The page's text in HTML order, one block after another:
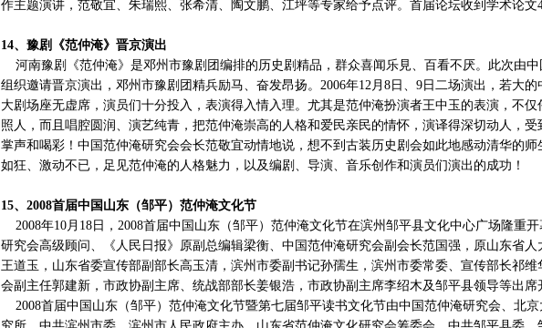
作主题演讲，范敬宜、朱瑞熙、张希清、陶文鹏、江坪等专家给予点评。首届论坛收到学术论文
14、豫剧《范仲淹》晋京演出
河南豫剧《范仲淹》是邓州市豫剧团编排的历史剧精品，群众喜闻乐見、百看不厌。此次由
组织邀请晋京演出，邓州市豫剧团精兵励马、奋发昂扬。2006年12月8日、9日二场演出，若大
大剧场座无虚席，演员们十分投入，表演得入情入理。尤其是范仲淹扮演者王中玉的表演，不仅
照人，而且唱腔圆润、演艺纯青，把范仲淹崇高的人格和爱民亲民的情怀，演译得深切动人，受
掌声和喝彩！中国范仲淹研究会会长范敬宜动情地说，想不到古装历史剧会如此地感动清华的师
如狂、激动不已，足见范仲淹的人格魅力，以及编剧、导演、音乐创作和演员们演出的成功！
15、2008首届中国山东（邹平）范仲淹文化节
2008年10月18日，2008首届中国山东（邹平）范仲淹文化节在滨州邹平县文化中心广场隆重
研究会高级顾问、《人民日报》原副总编辑梁衡、中国范仲淹研究会副会长范国强，原山东省人
王道玉，山东省委宣传部副部长高玉清，滨州市委副书记孙孺生，滨州市委常委、宣传部长祁维
会副主任郭建新，市政协副主席、统战部部长姜银浩，市政协副主席李绍木及邹平县领导等出席
2008首届中国山东（邹平）范仲淹文化节暨第七届邹平读书文化节由中国范仲淹研究会、北